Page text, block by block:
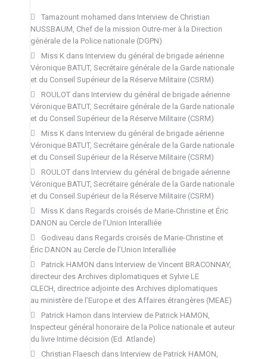
Tamazount mohamed dans Interview de Christian
NUSSBAUM, Chef de la mission Outre-mer à la Direction
générale de la Police nationale (DGPN)
Miss K dans Interview du général de brigade aérienne
Véronique BATUT, Secrétaire générale de la Garde nationale
et du Conseil Supérieur de la Réserve Militaire (CSRM)
ROULOT dans Interview du général de brigade aérienne
Véronique BATUT, Secrétaire générale de la Garde nationale
et du Conseil Supérieur de la Réserve Militaire (CSRM)
Miss K dans Interview du général de brigade aérienne
Véronique BATUT, Secrétaire générale de la Garde nationale
et du Conseil Supérieur de la Réserve Militaire (CSRM)
ROULOT dans Interview du général de brigade aérienne
Véronique BATUT, Secrétaire générale de la Garde nationale
et du Conseil Supérieur de la Réserve Militaire (CSRM)
Miss K dans Regards croisés de Marie-Christine et Éric
DANON au Cercle de l’Union Interalliée
Godiveau dans Regards croisés de Marie-Christine et
Éric DANON au Cercle de l’Union Interalliée
Patrick HAMON dans Interview de Vincent BRACONNAY,
directeur des Archives diplomatiques et Sylvie LE
CLECH, directrice adjointe des Archives diplomatiques
au ministère de l’Europe et des Affaires étrangères (MEAE)
Patrick Hamon dans Interview de Patrick HAMON,
Inspecteur général honoraire de la Police nationale et auteur
du livre Intime décision (Ed. Atlande)
Christian Flaesch dans Interview de Patrick HAMON,